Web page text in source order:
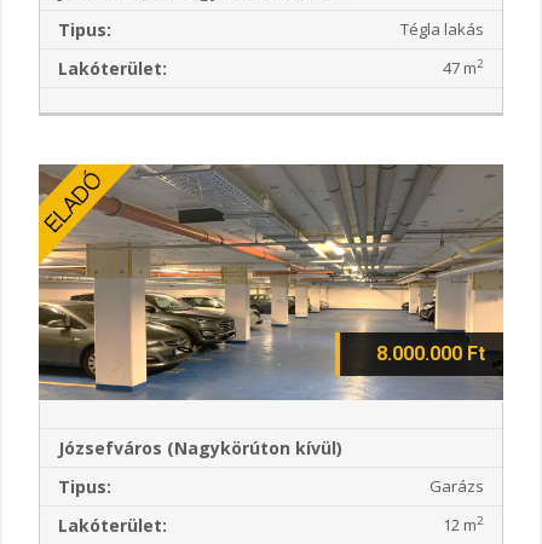
Tipus:
Tégla lakás
Lakóterület: 47 m2
8.000.000 Ft
Józsefváros (Nagykörúton kívül)
Tipus:
Garázs
Lakóterület: 12 m2